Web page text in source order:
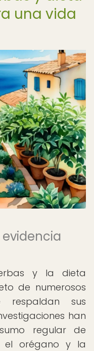
una vida
evidencia
y la dieta
de numerosos
respaldan sus
han
regular de
el orégano y la